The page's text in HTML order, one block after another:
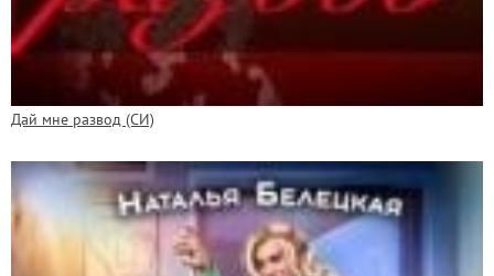
Дай мне развод (СИ)